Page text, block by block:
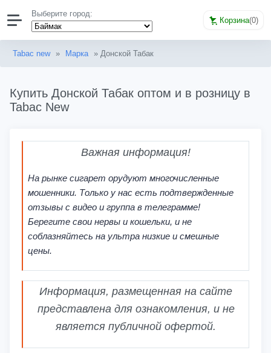
Выберите город:
Корзина(0)
Tabac new » Марка » Донской Табак
Купить Донской Табак оптом и в розницу в
Tabac New
Важная информация!
На рынке сигарет орудуют многочисленные
мошенники. Только у нас есть подтвержденные
отзывы с видео и группа в телеграмме!
Берегите свои нервы и кошельки, и не
соблазняйтесь на ультра низкие и смешные
цены.
Информация, размещенная на сайте
представлена для ознакомления, и не
является публичной офертой.